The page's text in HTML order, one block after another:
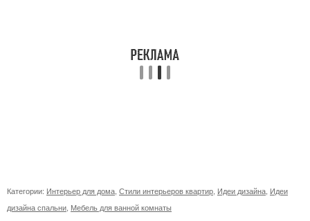
Категории: Интерьер для дома, Стили интерьеров квартир, Идеи дизайна, Идеи
дизайна спальни, Мебель для ванной комнаты